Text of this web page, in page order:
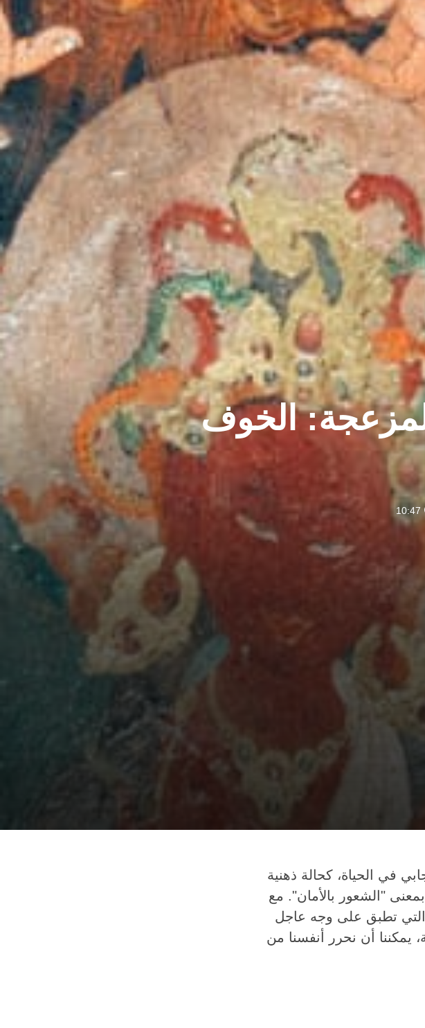
الخوف
10:47
في الحياة، كحالة ذهنية
"الشعور بالأمان". مع
التي تطبق على وجه عاجل
يمكننا أن نحرر أنفسنا من